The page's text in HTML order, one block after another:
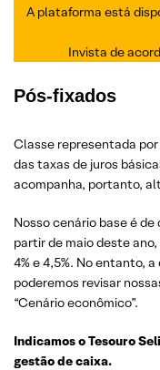
A plataforma está
Invista de
Pós-fixados
Classe representada
das taxas de juros
acompanha, portanto,
Nosso cenário base é
partir de maio deste
4% e 4,5%. No entanto,
poderemos revisar
“Cenário econômico”.
Indicamos o Tesouro
gestão de caixa.